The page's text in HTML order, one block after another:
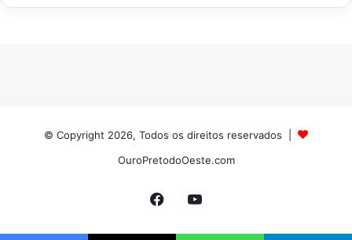
© Copyright 2026, Todos os direitos reservados |
OuroPretodoOeste.com
FacebookYouTube